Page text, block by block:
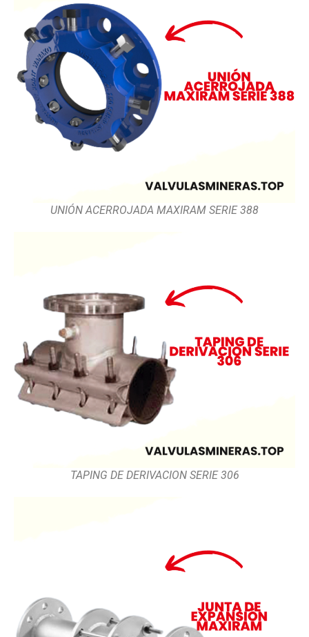
UNIÓN ACERROJADA MAXIRAM SERIE 388
TAPING DE DERIVACION SERIE 306